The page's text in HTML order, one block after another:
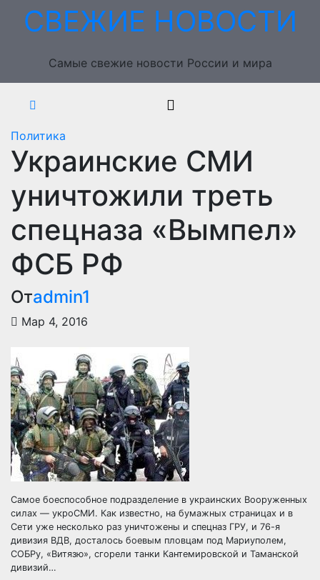
ПерейтиСВЕЖИЕ НОВОСТИ
Самые свежие новости России и мира
Политика
Украинские СМИ
уничтожили треть
спецназа «Вымпел»
ФСБ РФ
Отadmin1
Мар 4, 2016
Самое боеспособное подразделение в украинских Вооруженных
силах — укроСМИ. Как известно, на бумажных страницах и в
Сети уже несколько раз уничтожены и спецназ ГРУ, и 76-я
дивизия ВДВ, досталось боевым пловцам под Мариуполем,
СОБРу, «Витязю», сгорели танки Кантемировской и Таманской
дивизий…